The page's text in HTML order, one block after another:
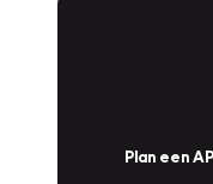
Plan een